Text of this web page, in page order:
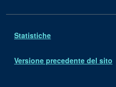
Statistiche
Versione precedente del sito